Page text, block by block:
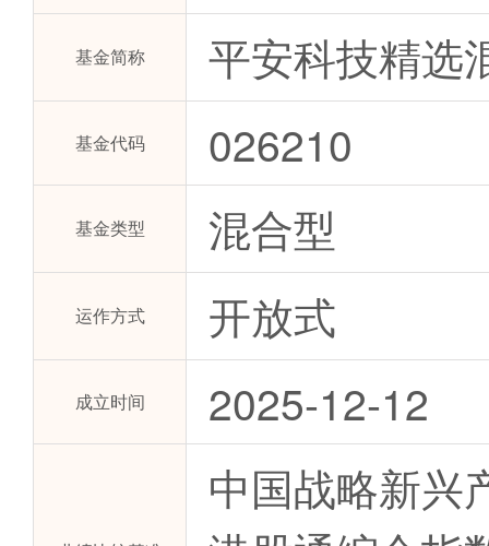
基金简称 平安科技精选
基金代码 026210
基金类型 混合型
运作方式 开放式
成立时间 2025-12-12
中国战略新兴